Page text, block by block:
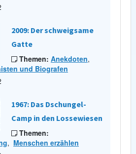
2009: Der schweigsame
Gatte
Themen: Anekdoten,
und Biografen
1967: Das Dschungel-
Camp in den Lossewiesen
Themen:
, Menschen erzählen